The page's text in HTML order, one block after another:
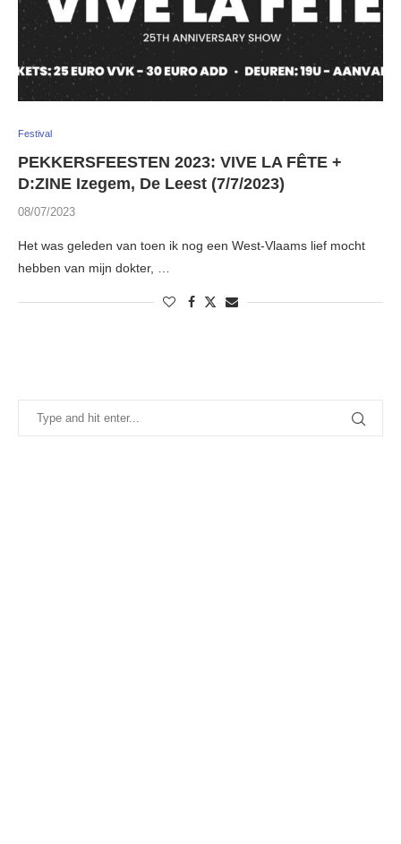
Festival
PEKKERSFEESTEN 2023: VIVE LA FÊTE +
D:ZINE Izegem, De Leest (7/7/2023)
08/07/2023
Het was geleden van toen ik nog een West-Vlaams lief mocht
hebben van mijn dokter, …